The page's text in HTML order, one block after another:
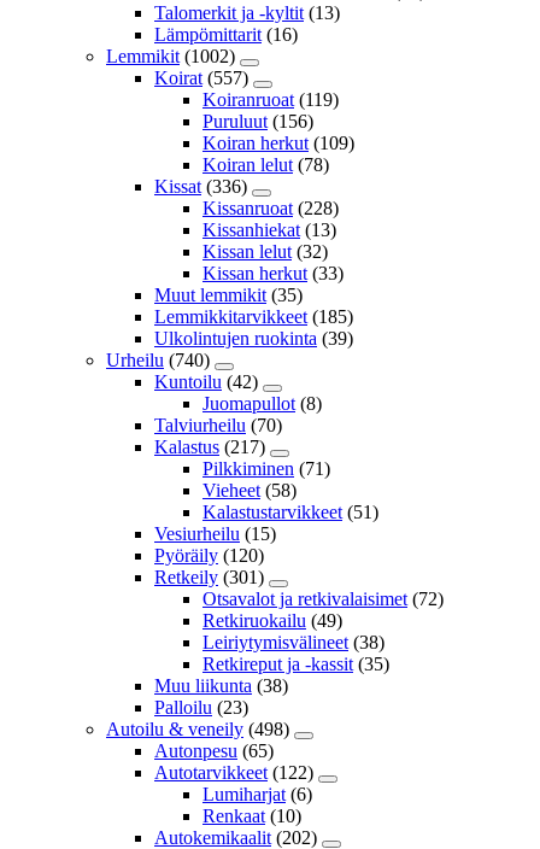
Talomerkit ja -kyltit (13)
Lämpömittarit (16)
Lemmikit (1002)
Koirat (557)
Koiranruoat (119)
Puruluut (156)
Koiran herkut (109)
Koiran lelut (78)
Kissat (336)
Kissanruoat (228)
Kissanhiekat (13)
Kissan lelut (32)
Kissan herkut (33)
Muut lemmikit (35)
Lemmikkitarvikkeet (185)
Ulkolintujen ruokinta (39)
Urheilu (740)
Kuntoilu (42)
Juomapullot (8)
Talviurheilu (70)
Kalastus (217)
Pilkkiminen (71)
Vieheet (58)
Kalastustarvikkeet (51)
Vesiurheilu (15)
Pyöräily (120)
Retkeily (301)
Otsavalot ja retkivalaisimet (72)
Retkiruokailu (49)
Leiriytymisvälineet (38)
Retkireput ja -kassit (35)
Muu liikunta (38)
Palloilu (23)
Autoilu & veneily (498)
Autonpesu (65)
Autotarvikkeet (122)
Lumiharjat (6)
Renkaat (10)
Autokemikaalit (202)